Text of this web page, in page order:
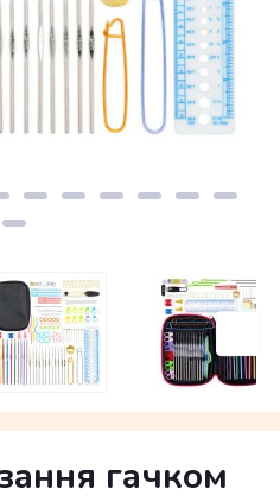
гачком